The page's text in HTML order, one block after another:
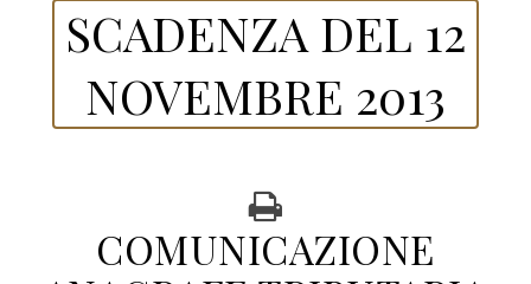
SCADENZA DEL 12
NOVEMBRE 2013
COMUNICAZIONE